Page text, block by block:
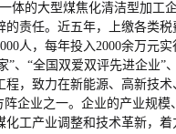
体的大型煤焦化清洁型加
责任。近五年，上缴各类
人，每年投入2000余万
、“全国双爱双评先进企业
，致力在新能源、高新技
企业之一。企业的产业规
工产业调整和技术革新，